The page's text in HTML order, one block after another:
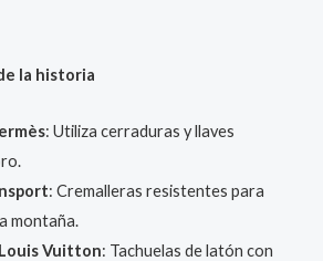
la historia
: Utiliza cerraduras y llaves
: Cremalleras resistentes para
montaña.
Vuitton: Tachuelas de latón con